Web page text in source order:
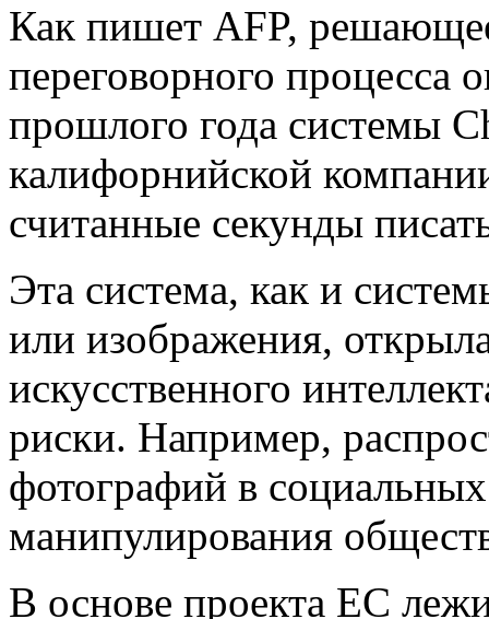
Как пишет AFP,
переговорного процесса
прошлого года системы
калифорнийской
считанные секунды
Эта система, как и
или изображения,
искусственного
риски. Например,
фотографий в
манипулирования
В основе проекта ЕС